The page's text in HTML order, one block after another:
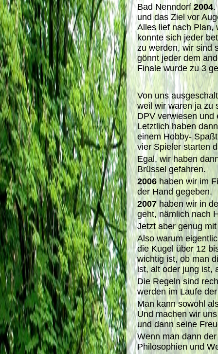
Bad Nenndorf2004.
und das Ziel vor
Alles lief nach Plan,
konnte sich jeder
zu werden, wir sind
gönnt jeder dem
Finale wurde zu 3
Von uns
weil wir waren ja zu
DPV verwiesen und
Letztlich haben
einem Hobby-
vier Spieler starten
Egal, wir haben
Brüssel gefahren.
2006 haben wir im
der Hand gegeben.
2007haben wir in
geht, nämlich nach
Jetzt aber genug
Also warum
die Kugel über 12
wichtig ist, ob man
ist, alt oder jung ist,
Die Regeln sind
werden im Laufe
Man kann sowohl
Und machen wir
und dann seine
Wenn man dann
Philosophien und